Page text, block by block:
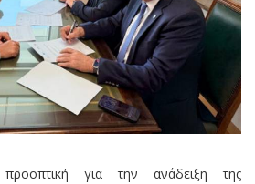
για την ανάδειξη της